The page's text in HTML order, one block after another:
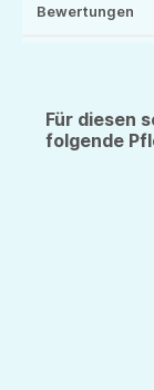
Bewertungen
Für diesen
folgende